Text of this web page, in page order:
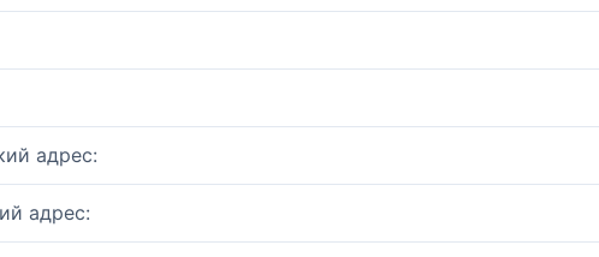
адрес:
адрес: